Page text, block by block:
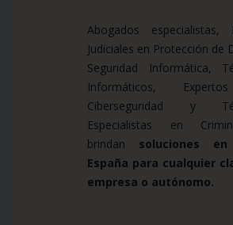
Abogados especialistas,
Judiciales en Protección de
Seguridad Informática,
Informáticos,
Ciberseguridad y
Especialistas en
brindan soluciones
España para cualquier
empresa o autónomo.